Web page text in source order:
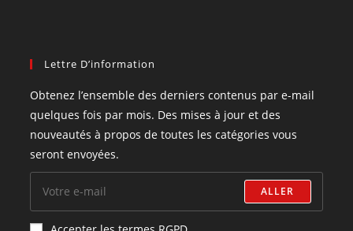
Lettre D’information
Obtenez l’ensemble des derniers contenus par e-mail
quelques fois par mois. Des mises à jour et des
nouveautés à propos de toutes les catégories vous
seront envoyées.
ALLER